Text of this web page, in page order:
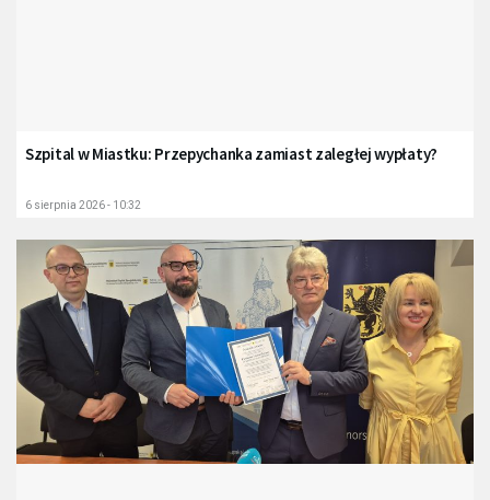
Szpital w Miastku: Przepychanka zamiast zaległej wypłaty?
6 sierpnia 2026 - 10:32